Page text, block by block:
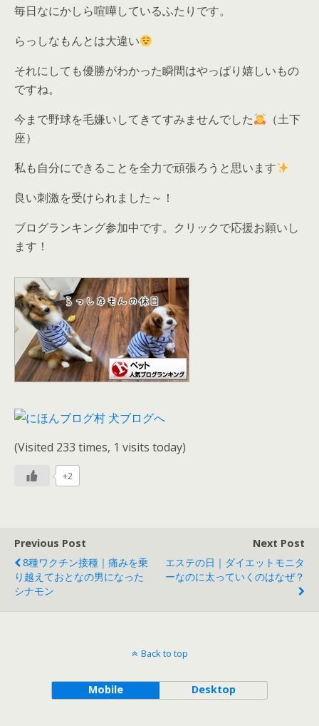
毎日なにかしら喧嘩しているふたりです。
らっしなもんとは大違い
それにしても優勝がわかった瞬間はやっぱり嬉しいもの
ですね。
今まで野球を毛嫌いしてきてすみませんでした
（土下
座）
私も自分にできることを全力で頑張ろうと思います
良い刺激を受けられました～！
ブログランキング参加中です。クリックで応援お願いし
ます！
(Visited 233 times, 1 visits today)
+2
Previous Post
8種ワクチン接種｜痛みを乗
り越えておとなの男になった
シナモン
Next Post
エステの日｜ダイエットモニタ
ーなのに太っていくのはなぜ？
Back to top
Mobile Desktop